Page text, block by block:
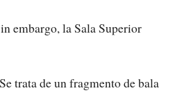
embargo, la Sala Superior
trata de un fragmento de bala